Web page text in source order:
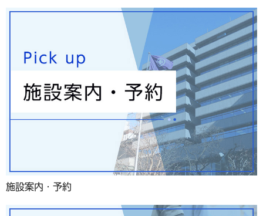
施設案内・予約